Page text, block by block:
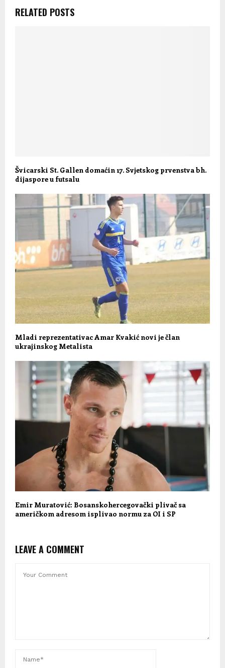
RELATED POSTS
Švicarski St. Gallen domaćin 17. Svjetskog prvenstva bh.
dijaspore u futsalu
Mladi reprezentativac Amar Kvakić novi je član
ukrajinskog Metalista
Emir Muratović: Bosanskohercegovački plivač sa
američkom adresom isplivao normu za OI i SP
LEAVE A COMMENT